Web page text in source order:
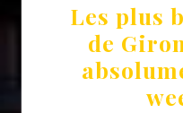
Les plus
de